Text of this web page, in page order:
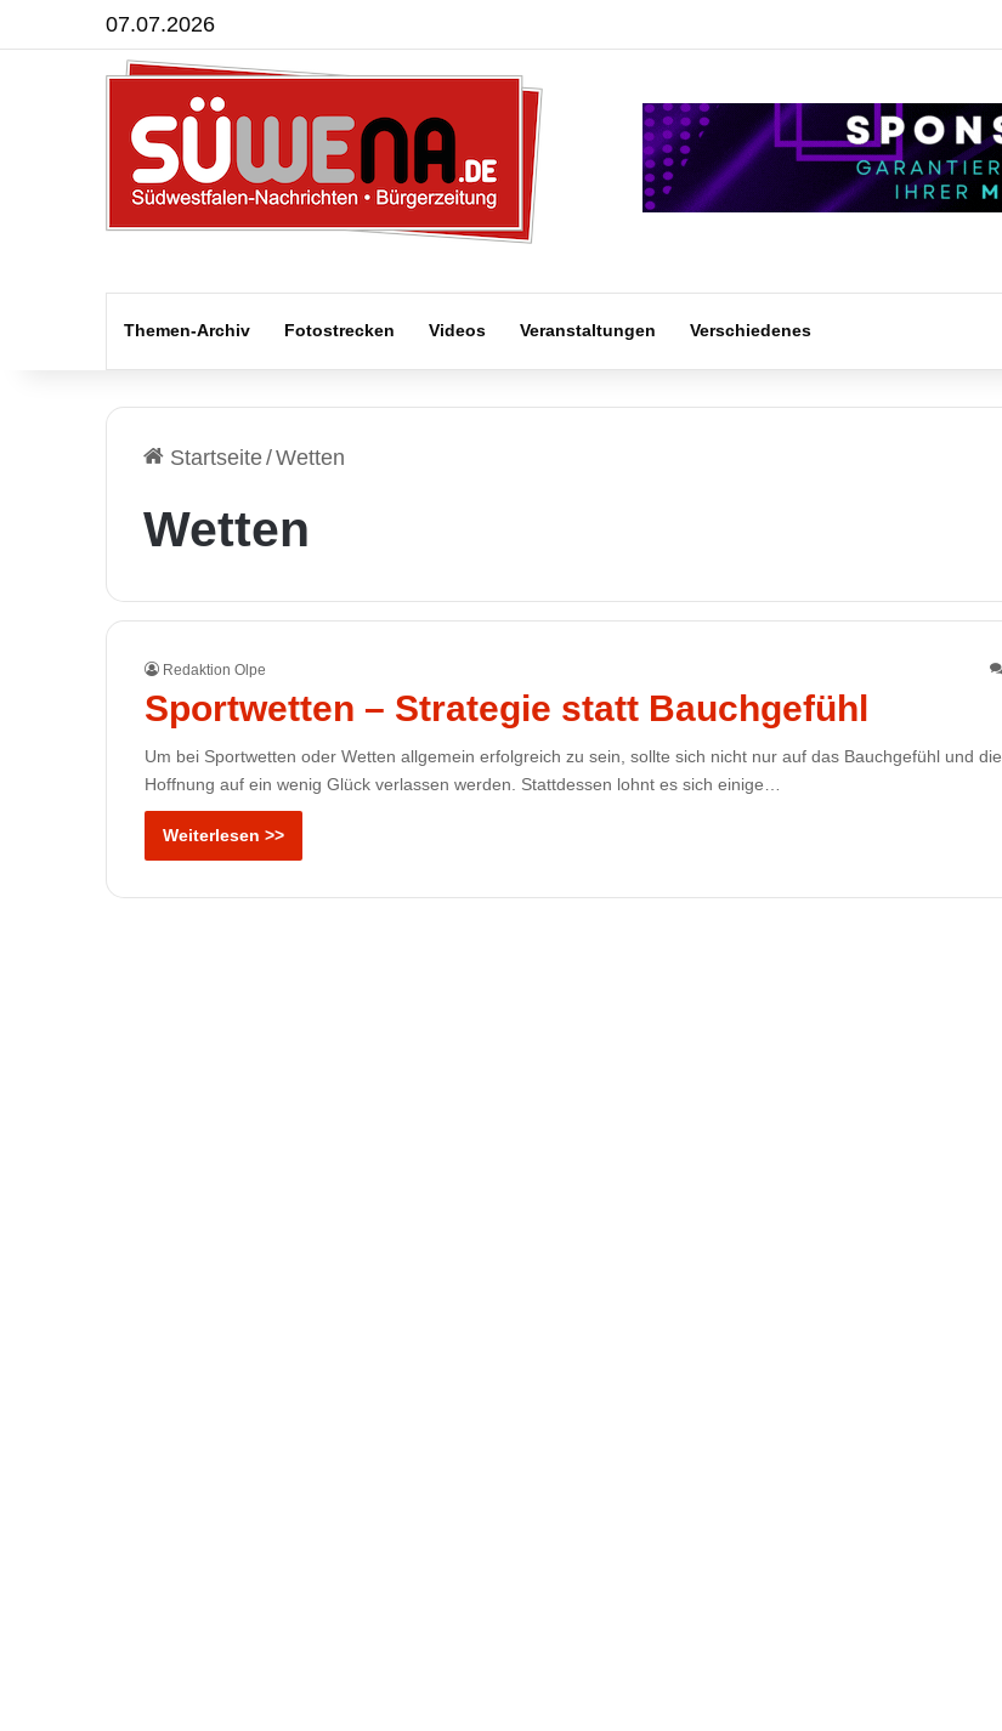
07.07.2026
Themen-Archiv Fotostrecken Videos Veranstaltungen Verschiedenes
Startseite/Wetten
Wetten
Redaktion Olpe
Sportwetten – Strategie statt Bauchgefühl
Um bei Sportwetten oder Wetten allgemein erfolgreich zu sein, sollte sich nicht nur auf das Bauchgefühl und die
Hoffnung auf ein wenig Glück verlassen werden. Stattdessen lohnt es sich einige…
Weiterlesen >>